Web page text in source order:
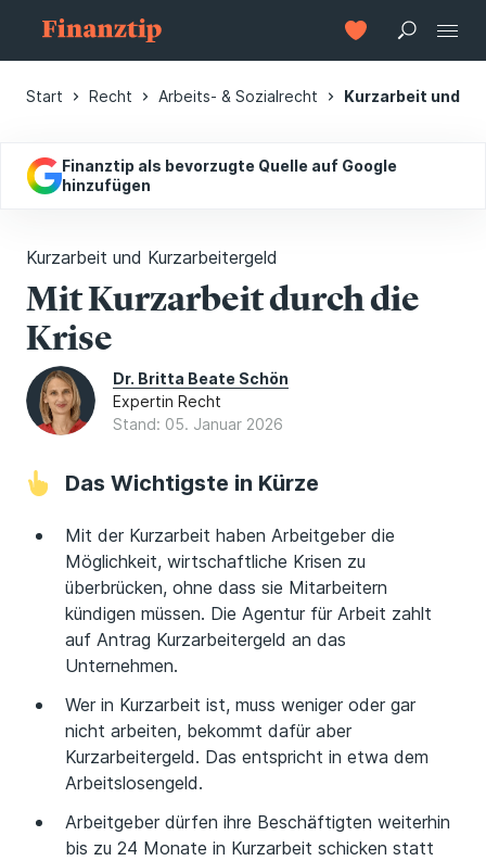
Start Recht Arbeits- & Sozialrecht Kurzarbeit und
Finanztip als bevorzugte Quelle auf Google
hinzufügen
Kurzarbeit und Kurzarbeitergeld
Mit Kurzarbeit durch die
Krise
Dr. Britta Beate Schön
Expertin Recht
Stand: 05. Januar 2026
Das Wichtigste in Kürze
Mit der Kurzarbeit haben Arbeitgeber die
Möglichkeit, wirtschaftliche Krisen zu
überbrücken, ohne dass sie Mitarbeitern
kündigen müssen. Die Agentur für Arbeit zahlt
auf Antrag Kurzarbeitergeld an das
Unternehmen.
Wer in Kurzarbeit ist, muss weniger oder gar
nicht arbeiten, bekommt dafür aber
Kurzarbeitergeld. Das entspricht in etwa dem
Arbeitslosengeld.
Arbeitgeber dürfen ihre Beschäftigten weiterhin
bis zu 24 Monate in Kurzarbeit schicken statt